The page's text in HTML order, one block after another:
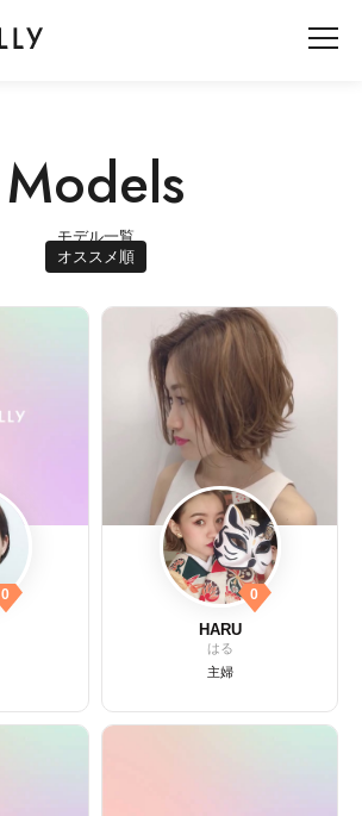
Models
モデル一覧
オススメ順
0 0
HARU
はる
主婦